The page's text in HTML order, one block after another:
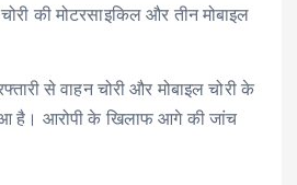
की मोटरसाइकिल और तीन मोबाइल
से वाहन चोरी और मोबाइल चोरी के
है। आरोपी के खिलाफ आगे की जांच